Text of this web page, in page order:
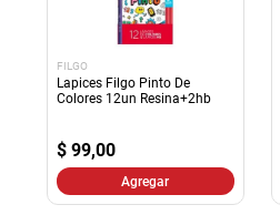
FILGO
Lapices Filgo Pinto De
Colores 12un Resina+2hb
$ 99,00
Agregar